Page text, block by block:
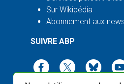
Sur Wikipédia
Abonnement aux
SUIVRE ABP